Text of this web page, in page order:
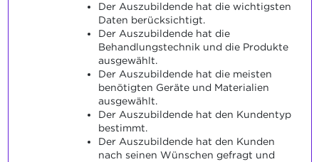
Der Auszubildende hat die wichtigsten
Daten berücksichtigt.
Der Auszubildende hat die
Behandlungstechnik und die Produkte
ausgewählt.
Der Auszubildende hat die meisten
benötigten Geräte und Materialien
ausgewählt.
Der Auszubildende hat den Kundentyp
bestimmt.
Der Auszubildende hat den Kunden
nach seinen Wünschen gefragt und